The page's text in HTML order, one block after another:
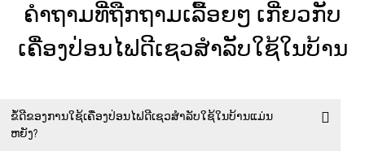
ຄຳຖາມທີ່ຖືກຖາມເລື້ອຍໆ ເກີ່ຍວກັບ
ເຄື່ອງປ່ອນໄຟດີເຊວສຳລັບໃຊ້ໃນບ້ານ
ຂໍ້ດີຂອງການໃຊ້ເຄື່ອງປ່ອນໄຟດີເຊວສຳລັບໃຊ້ໃນບ້ານແມ່ນ
ຫຍັງ?